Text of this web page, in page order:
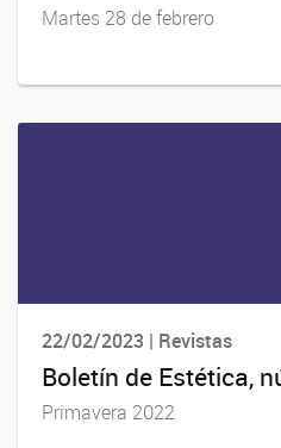
Martes 28 de febrero
22/02/2023 | Revistas
Boletín de Estética,
Primavera 2022